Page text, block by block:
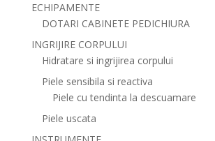
ECHIPAMENTE
DOTARI CABINETE PEDICHIURA
INGRIJIRE CORPULUI
Hidratare si ingrijirea corpului
Piele sensibila si reactiva
Piele cu tendinta la descuamare
Piele uscata